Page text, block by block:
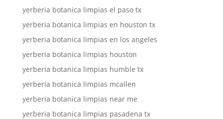
yerberia botanica limpias el paso tx
yerberia botanica limpias en houston tx
yerberia botanica limpias en los angeles
yerberia botanica limpias houston
yerberia botanica limpias humble tx
yerberia botanica limpias mcallen
yerberia botanica limpias near me
yerberia botanica limpias pasadena tx